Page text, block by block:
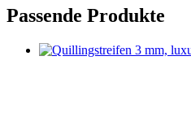
Passende Produkte